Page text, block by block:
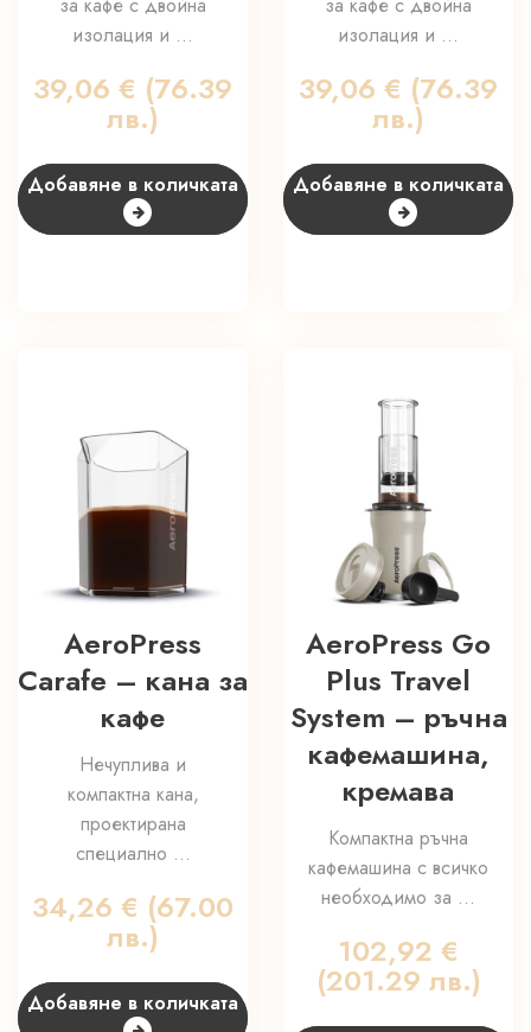
изолация и ...
39,06 € (76.39
лв.)
Добавяне в количката
изолация и ...
39,06 € (76.39
лв.)
Добавяне в количката
AeroPress
Carafe – кана за
кафе
Нечуплива и
компактна кана,
проектирана
специално ...
34,26 € (67.00
лв.)
Добавяне в количката
AeroPress Go
Plus Travel
System – ръчна
кафемашина,
кремава
Компактна ръчна
кафемашина с всичко
необходимо за ...
102,92 €
(201.29 лв.)